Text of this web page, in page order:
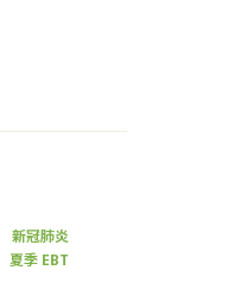
新冠肺炎
夏季 EBT